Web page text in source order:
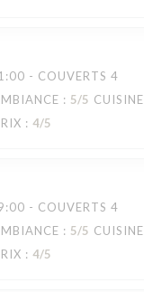
- COUVERTS 4
: 5/5 CUISINE
: 4/5
- COUVERTS 4
: 5/5 CUISINE
: 4/5